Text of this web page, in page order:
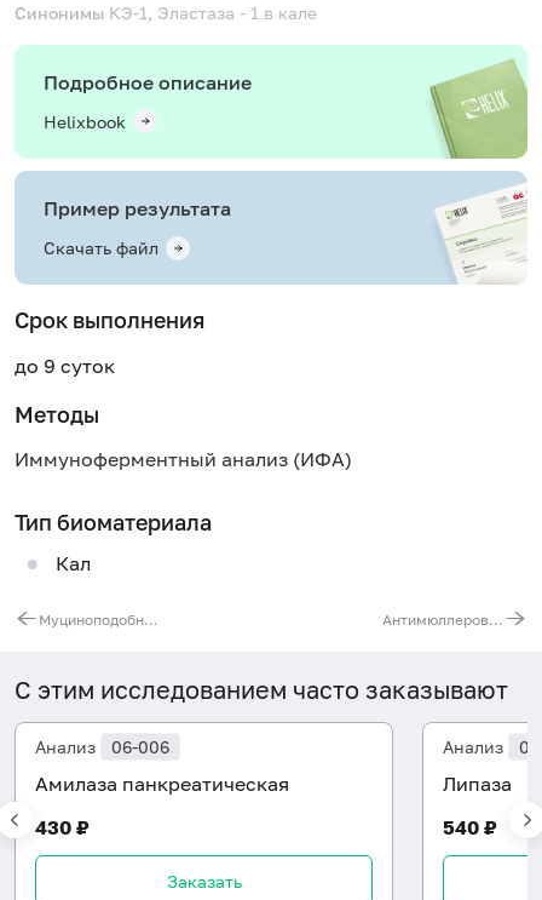
Синонимы КЭ-1, Эластаза - 1 в кале
Подробное описание
Helixbook
Пример результата
Скачать файл
Срок выполнения
до 9 суток
Методы
Иммуноферментный анализ (ИФА)
Тип биоматериала
Кал
Муциноподобный рако-ассоциированный антиген (MCA) Антимюллеровский гормон
С этим исследованием часто заказывают
Анализ 06-006
Амилаза панкреатическая
430 ₽
Заказать
Анализ
Липаза
540 ₽